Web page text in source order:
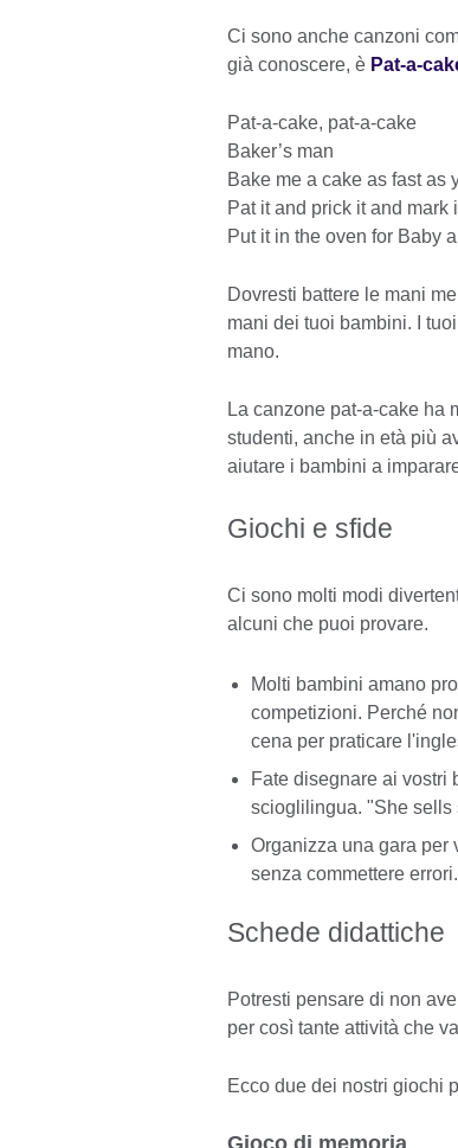
Ci sono anche canzoni
già conoscere, è Pat-a-
Pat-a-cake, pat-a-cake
Baker’s man
Bake me a cake as fast as
Pat it and prick it and mark
Put it in the oven for Baby
Dovresti battere le mani
mani dei tuoi bambini. I
mano.
La canzone pat-a-cake ha
studenti, anche in età più
aiutare i bambini a
Giochi e sfide
Ci sono molti modi
alcuni che puoi provare.
Molti bambini amano
competizioni. Perché
cena per praticare
Fate disegnare ai vostri
scioglilingua. "She sells
Organizza una gara per
senza commettere errori.
Schede didattiche
Potresti pensare di non
per così tante attività che
Ecco due dei nostri giochi
Gioco di memoria